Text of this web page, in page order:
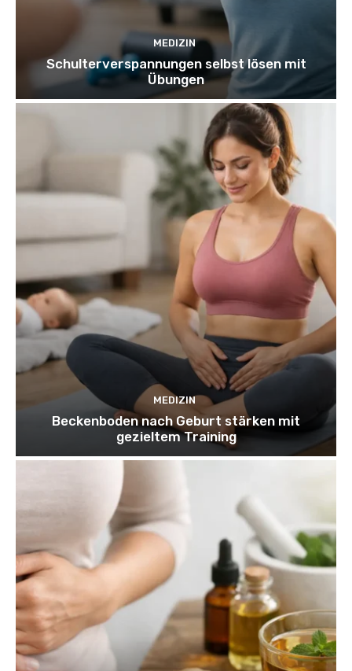
MEDIZIN
Schulterverspannungen selbst lösen mit
Übungen
MEDIZIN
Beckenboden nach Geburt stärken mit
gezieltem Training